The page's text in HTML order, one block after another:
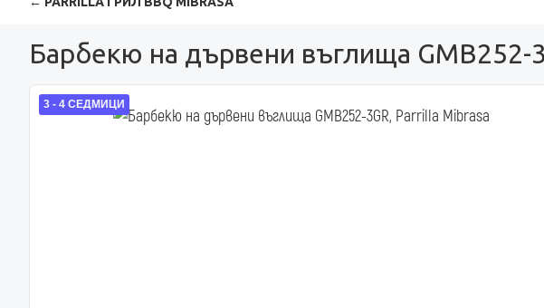
Барбекю на дървени въглища GMB252-
3 - 4 СЕДМИЦИ